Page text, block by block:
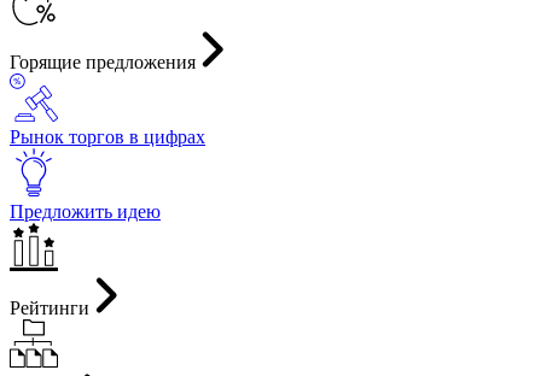
Горящие предложения
Рынок торгов в цифрах
Предложить идею
Рейтинги